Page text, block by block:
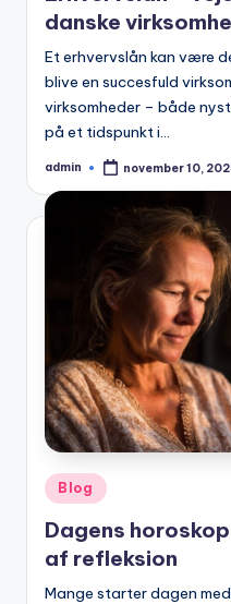
danske
Et erhvervslån kan være
blive en succesfuld
virksomheder – både
på et tidspunkt i…
Posted
admin november 10,
Posted
in
Blog
Dagens
af refleksion
Mange starter dagen